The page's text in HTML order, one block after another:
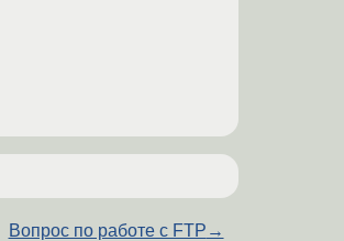
Вопрос по работе с FTP →